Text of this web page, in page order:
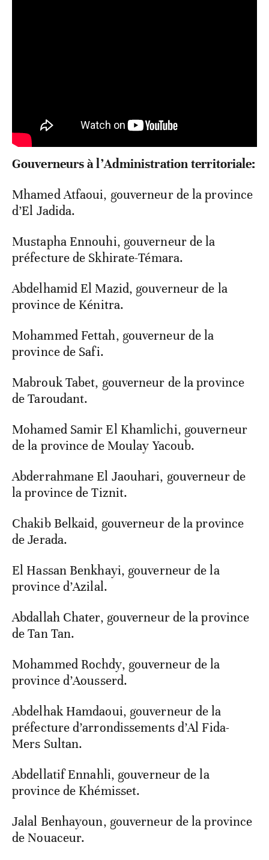
Gouverneurs à l’Administration territoriale:
Mhamed Atfaoui, gouverneur de la province
d’El Jadida.
Mustapha Ennouhi, gouverneur de la
préfecture de Skhirate-Témara.
Abdelhamid El Mazid, gouverneur de la
province de Kénitra.
Mohammed Fettah, gouverneur de la
province de Safi.
Mabrouk Tabet, gouverneur de la province
de Taroudant.
Mohamed Samir El Khamlichi, gouverneur
de la province de Moulay Yacoub.
Abderrahmane El Jaouhari, gouverneur de
la province de Tiznit.
Chakib Belkaid, gouverneur de la province
de Jerada.
El Hassan Benkhayi, gouverneur de la
province d’Azilal.
Abdallah Chater, gouverneur de la province
de Tan Tan.
Mohammed Rochdy, gouverneur de la
province d’Aousserd.
Abdelhak Hamdaoui, gouverneur de la
préfecture d’arrondissements d’Al Fida-
Mers Sultan.
Abdellatif Ennahli, gouverneur de la
province de Khémisset.
Jalal Benhayoun, gouverneur de la province
de Nouaceur.